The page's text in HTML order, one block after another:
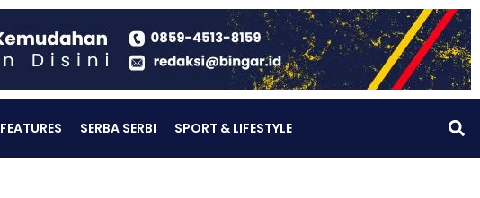
FEATURES SERBA SERBI SPORT & LIFESTYLE